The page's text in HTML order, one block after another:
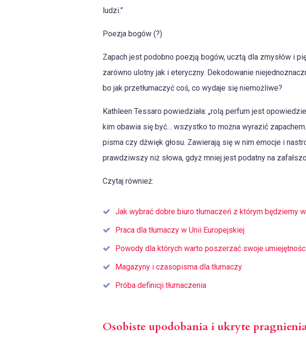
ludzi.”
Poezja bogów (?)
Zapach jest podobno poezją bogów, ucztą dla zmysłów i
zarówno ulotny jak i eteryczny. Dekodowanie
bo jak przetłumaczyć coś, co wydaje się niemożliwe?
Kathleen Tessaro powiedziała: „rolą perfum jest
kim obawia się być… wszystko to można wyrazić
pisma czy dźwięk głosu. Zawierają się w nim emocje i
prawdziwszy niż słowa, gdyż mniej jest podatny na
Czytaj również:
Jak wybrać dobre biuro tłumaczeń z którym będziemy
Praca dla tłumaczy w Unii Europejskiej
Powody dla których warto poszerzać swoje
Magazyny i czasopisma dla tłumaczy
Próba definicji tłumaczenia
Osobiste upodobania i ukryte